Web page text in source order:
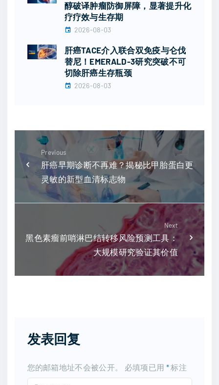
醇破译肿瘤防御屏障，显著提升化
疗疗效与生存期
2026-08-03
肝癌TACE介入联合双免疫与仑伐
替尼！EMERALD-3研究突破不可
切除肝癌生存瓶颈
2026-08-03
Previous
肝癌早期诊断不再难？揭秘比甲胎蛋白更
灵敏的新型血清标志物
Next
黑色素瘤前哨淋巴结转移风险预测工具：
大规模研究验证其价值
发表回复
您的邮箱地址不会被公开。 必填项已用 *标注